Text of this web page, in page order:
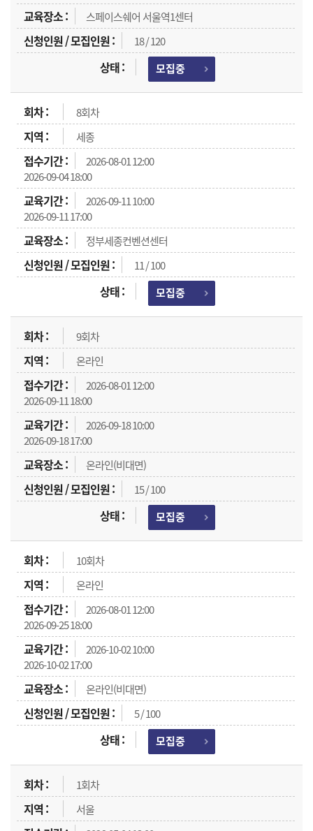
스페이스쉐어 서울역1센터
18 / 120
모집중
8회차
세종
2026-08-01 12:00
2026-09-04 18:00
2026-09-11 10:00
2026-09-11 17:00
정부세종컨벤션센터
11 / 100
모집중
9회차
온라인
2026-08-01 12:00
2026-09-11 18:00
2026-09-18 10:00
2026-09-18 17:00
온라인(비대면)
15 / 100
모집중
10회차
온라인
2026-08-01 12:00
2026-09-25 18:00
2026-10-02 10:00
2026-10-02 17:00
온라인(비대면)
5 / 100
모집중
1회차
서울